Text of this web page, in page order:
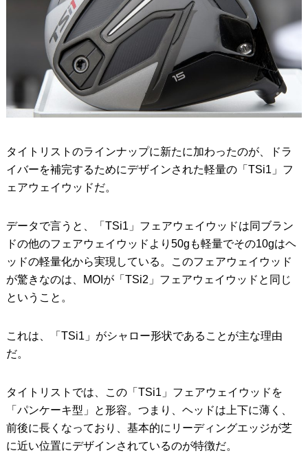
タイトリストのラインナップに新たに加わったのが、ドラ
イバーを補完するためにデザインされた軽量の「TSi1」フ
ェアウェイウッドだ。
データで言うと、「TSi1」フェアウェイウッドは同ブラン
ドの他のフェアウェイウッドより50gも軽量でその10gはヘ
ッドの軽量化から実現している。このフェアウェイウッド
が驚きなのは、MOIが「TSi2」フェアウェイウッドと同じ
ということ。
これは、「TSi1」がシャロー形状であることが主な理由
だ。
タイトリストでは、この「TSi1」フェアウェイウッドを
「パンケーキ型」と形容。つまり、ヘッドは上下に薄く、
前後に長くなっており、基本的にリーディングエッジが芝
に近い位置にデザインされているのが特徴だ。